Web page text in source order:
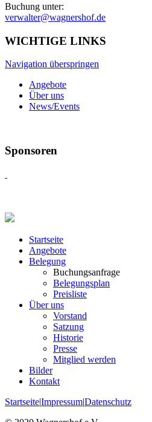
Buchung unter:
verwalter@wagnershof.de
WICHTIGE LINKS
Navigation überspringen
Angebote
Über uns
News/Events
Sponsoren
Startseite
Angebote
Belegung
Buchungsanfrage
Belegungsplan
Preisliste
Über uns
Vorstand
Satzung
Historie
Presse
Mitglied werden
Bilder
Kontakt
Startseite|Impressum|Datenschutz